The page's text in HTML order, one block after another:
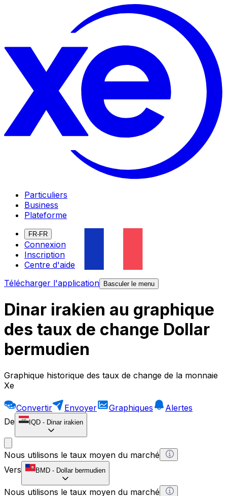
Particuliers
Business
Plateforme
FR-FR
Connexion
Inscription
Centre d'aide
Télécharger l'application
Basculer le menu
Dinar irakien au graphique
des taux de change Dollar
bermudien
Graphique historique des taux de change de la monnaie
Xe
Convertir Envoyer Graphiques
Alertes
De
IQD - Dinar irakien
Nous utilisons le taux moyen du marché
Vers
BMD - Dollar bermudien
Nous utilisons le taux moyen du marché